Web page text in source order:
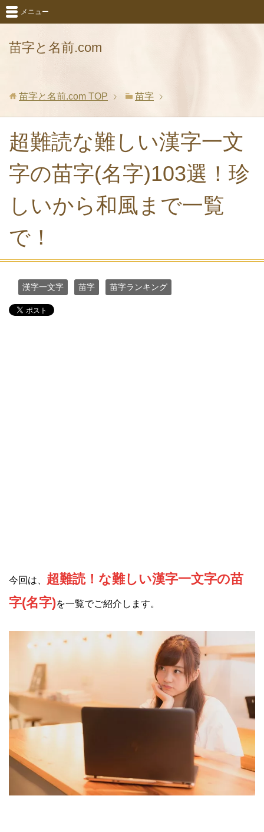
苗字と名前.com
メニュー
苗字と名前.com TOP 苗字
超難読な難しい漢字一文
字の苗字(名字)103選！珍
しいから和風まで一覧
で！
漢字一文字 苗字 苗字ランキング
今回は、 超難読！な難しい漢字一文字の苗
字(名字)を一覧でご紹介します。